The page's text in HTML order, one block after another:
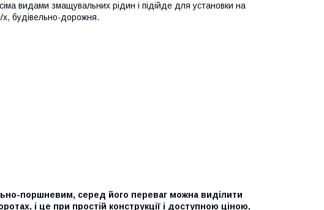
видами змащувальних рідин і підійде для установки на
х, будівельно-дорожня.
поршневим, серед його переваг можна виділити
і це при простій конструкції і доступною ціною.